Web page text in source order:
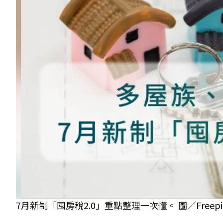
7月新制「囤房稅2.0」重點整理一次懂。 圖／